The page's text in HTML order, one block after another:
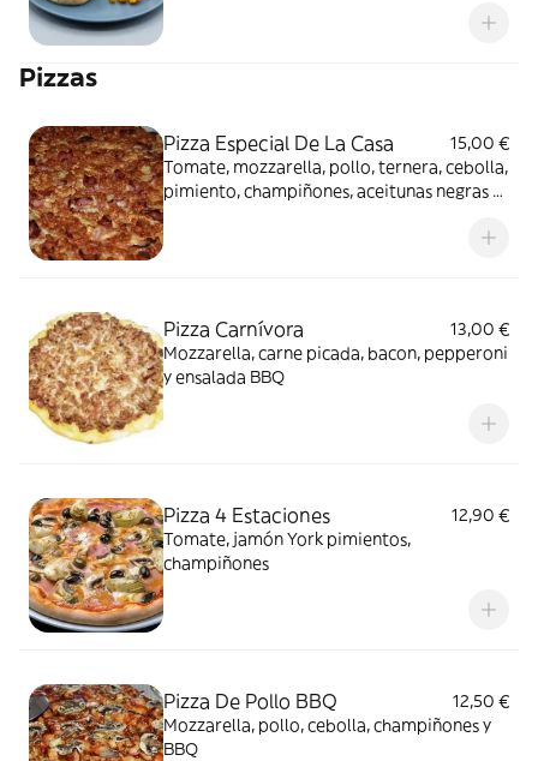
Pizzas
Pizza Especial De La Casa
15,00 €
Tomate, mozzarella, pollo, ternera, cebolla,
pimiento, champiñones, aceitunas negras y
Pizza Carnívora
13,00 €
Mozzarella, carne picada, bacon, pepperoni
y ensalada BBQ
Pizza 4 Estaciones
12,90 €
Tomate, jamón York pimientos,
champiñones
Pizza De Pollo BBQ
12,50 €
Mozzarella, pollo, cebolla, champiñones y
BBQ